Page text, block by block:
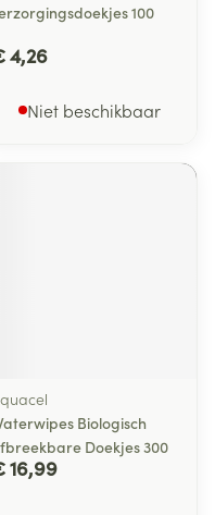
100
4,26
Niet beschikbaar
Biologisch
Doekjes 300
16,99